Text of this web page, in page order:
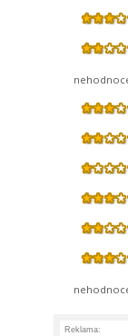
Reklama: